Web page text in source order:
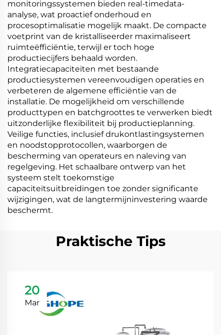
monitoringssystemen bieden real-timedata-
analyse, wat proactief onderhoud en
procesoptimalisatie mogelijk maakt. De compacte
voetprint van de kristalliseerder maximaliseert
ruimteëfficiëntie, terwijl er toch hoge
productiecijfers behaald worden.
Integratiecapaciteiten met bestaande
productiesystemen vereenvoudigen operaties en
verbeteren de algemene efficiëntie van de
installatie. De mogelijkheid om verschillende
producttypen en batchgroottes te verwerken biedt
uitzonderlijke flexibiliteit bij productieplanning.
Veilige functies, inclusief drukontlastingsystemen
en noodstopprotocollen, waarborgen de
bescherming van operateurs en naleving van
regelgeving. Het schaalbare ontwerp van het
systeem stelt toekomstige
capaciteitsuitbreidingen toe zonder significante
wijzigingen, wat de langtermijninvestering waarde
beschermt.
Praktische Tips
20
Mar